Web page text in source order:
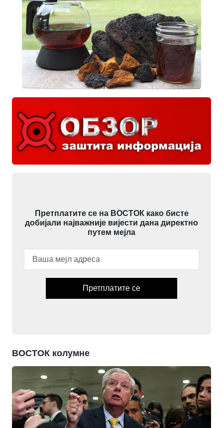
Претплатите се на ВОСТОК како бисте
добијали најважније вијести дана директно
путем мејла
Претплатите се
ВОСТОК колумне